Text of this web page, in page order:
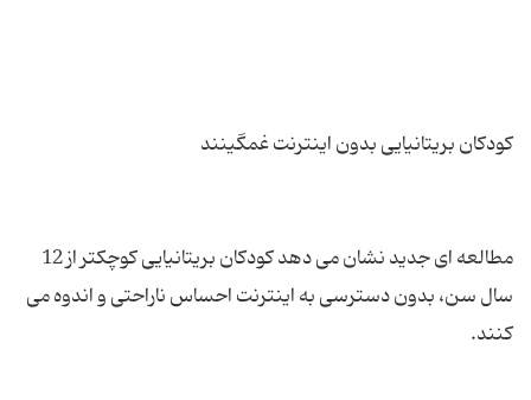
مطالعه ای جدید نشان می دهد کودکان بریتانیایی کوچکتر از 12
سال سن، بدون دسترسی به اینترنت احساس ناراحتی و اندوه می